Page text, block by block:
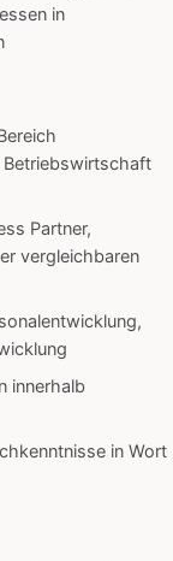
in
Betriebswirtschaft
Partner,
vergleichbaren
innerhalb
in Wort